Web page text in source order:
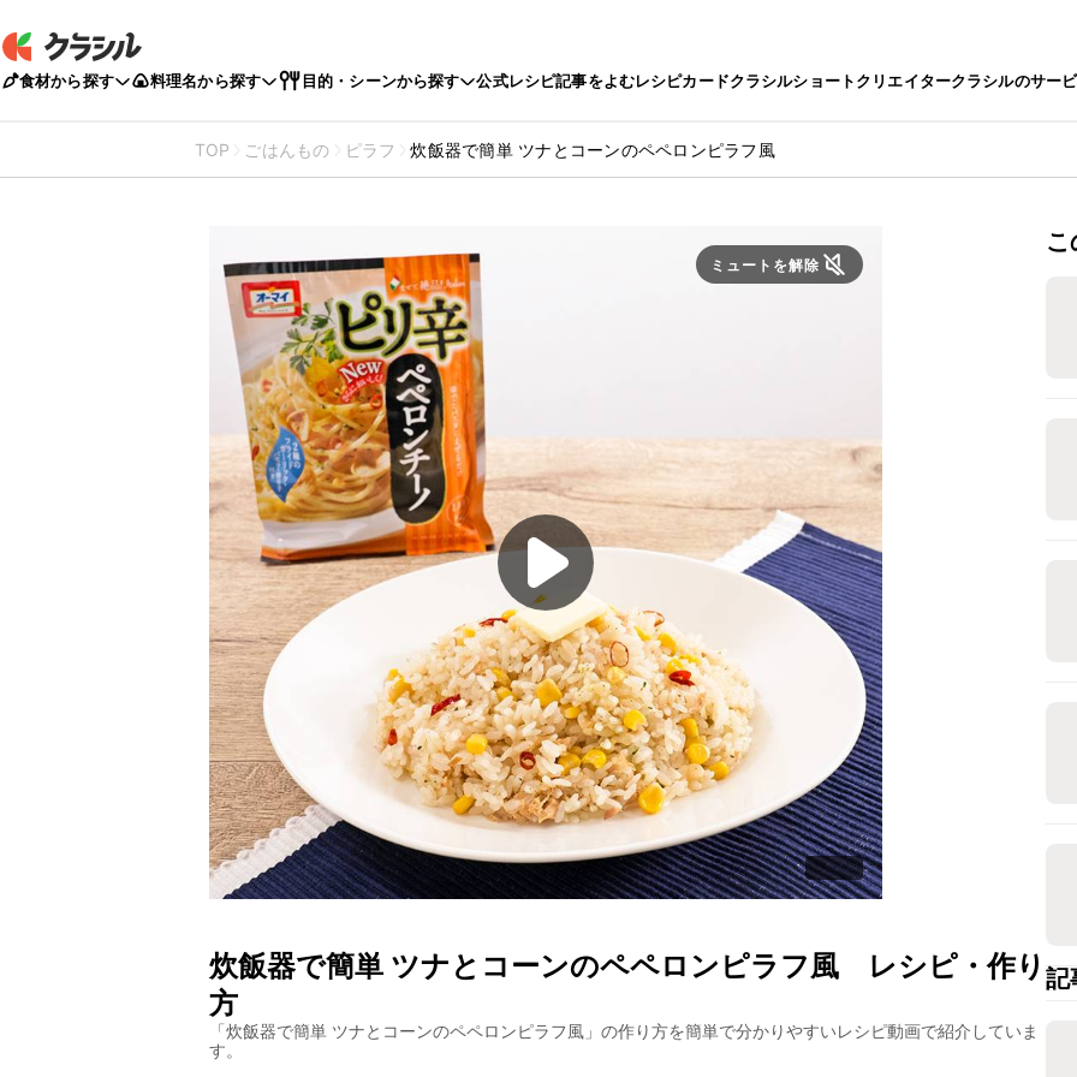
食材から探す 料理名から探す 目的・シーンから探す 公式レシピ記事をよむレシピカードクラシルショートクリエイタークラシルのサー
TOP ごはんもの ピラフ 炊飯器で簡単 ツナとコーンのペペロンピラフ風
ミュートを解除
炊飯器で簡単 ツナとコーンのペペロンピラフ風 レシピ・作り
方
「炊飯器で簡単 ツナとコーンのペペロンピラフ風 」の作り方を簡単で分かりやすいレシピ動画で紹介していま
す。
記